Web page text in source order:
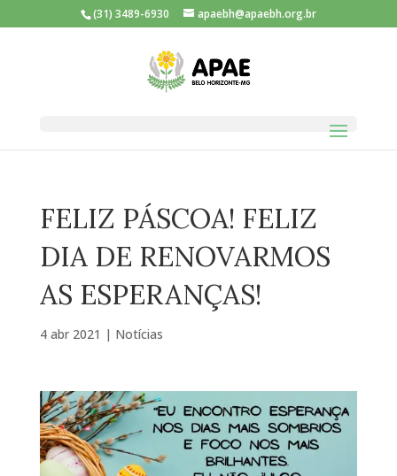
(31) 3489-6930 apaebh@apaebh.org.br
FELIZ PÁSCOA! FELIZ
DIA DE RENOVARMOS
AS ESPERANÇAS!
4 abr 2021 | Notícias